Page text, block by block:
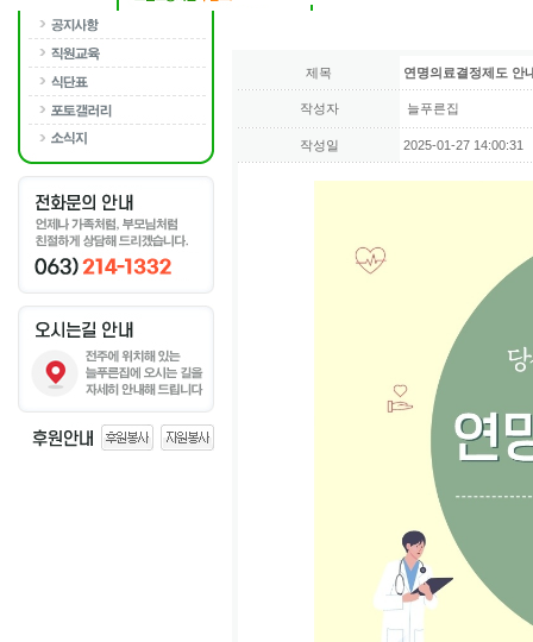
제목 연명의료결정제도 안
작성자 늘푸른집
작성일 2025-01-27 14:00:31